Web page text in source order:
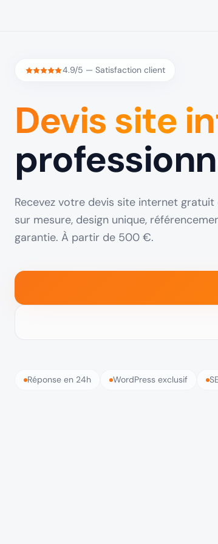
4.9/5 — Satisfaction client
Devis site
Recevez votre devis site internet
sur mesure, design unique,
garantie. À partir de 500 €.
Réponse en 24h WordPress exclusif